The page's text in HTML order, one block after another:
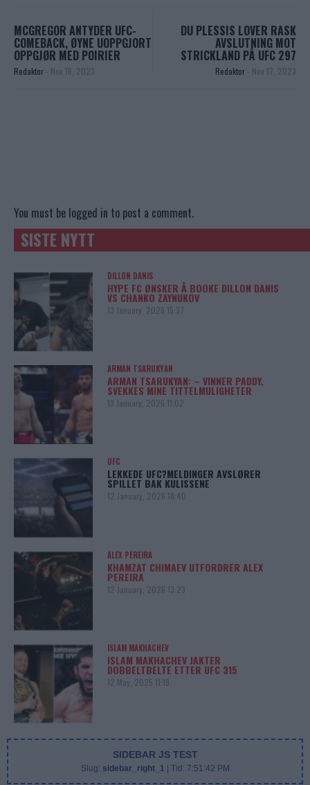
MCGREGOR ANTYDER UFC-
COMEBACK, ØYNE UOPPGJORT
OPPGJØR MED POIRIER
Redaktor - Nov 16, 2023
DU PLESSIS LOVER RASK
AVSLUTNING MOT
STRICKLAND PÅ UFC 297
Redaktor - Nov 17, 2023
You must be logged in to post a comment.
SISTE NYTT
DILLON DANIS
HYPE FC ØNSKER Å BOOKE DILLON DANIS
VS CHANKO ZAYNUKOV
13 January, 2026 15:37
ARMAN TSARUKYAN
ARMAN TSARUKYAN: – VINNER PADDY,
SVEKKES MINE TITTELMULIGHETER
13 January, 2026 11:02
UFC
LEKKEDE UFC?MELDINGER AVSLØRER
SPILLET BAK KULISSENE
12 January, 2026 18:40
ALEX PEREIRA
KHAMZAT CHIMAEV UTFORDRER ALEX
PEREIRA
12 January, 2026 13:23
ISLAM MAKHACHEV
ISLAM MAKHACHEV JAKTER
DOBBELTBELTE ETTER UFC 315
12 May, 2025 11:19
SIDEBAR JS TEST
Slug: sidebar_right_1 | Tid: 7:51:42 PM